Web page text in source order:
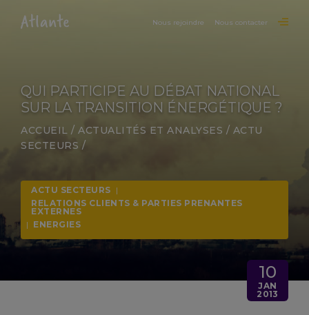
Nous rejoindre Nous contacter
QUI PARTICIPE AU DÉBAT NATIONAL
SUR LA TRANSITION ÉNERGÉTIQUE ?
ACCUEIL / ACTUALITÉS ET ANALYSES / ACTU
SECTEURS /
ACTU SECTEURS |
RELATIONS CLIENTS & PARTIES PRENANTES
EXTERNES
| ENERGIES
10
JAN
2013